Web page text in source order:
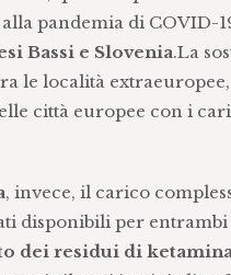
pandemia di COVID-
Bassi e Slovenia.La
le località
città europee con i
, invece, il carico
disponibili per
dei residui di